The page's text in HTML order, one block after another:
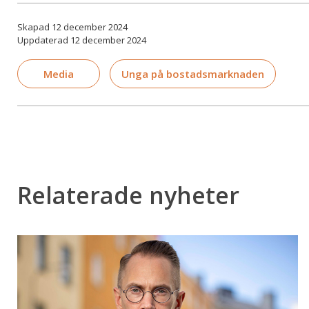
Skapad 12 december 2024
Uppdaterad 12 december 2024
Media Unga på bostadsmarknaden
Relaterade nyheter
Mäklarsamfundets